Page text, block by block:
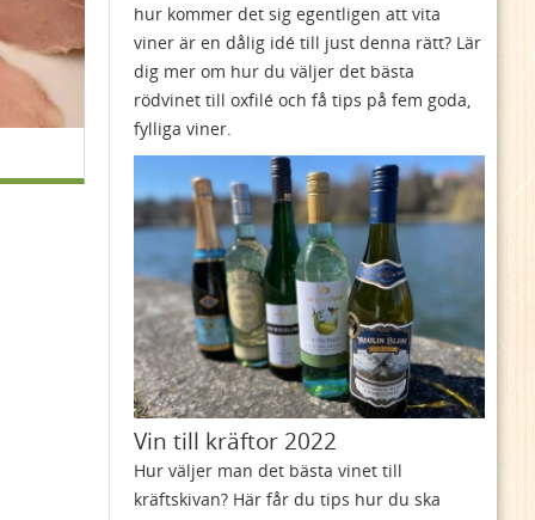
hur kommer det sig egentligen att vita
viner är en dålig idé till just denna rätt? Lär
dig mer om hur du väljer det bästa
rödvinet till oxfilé och få tips på fem goda,
fylliga viner.
Vin till kräftor 2022
Hur väljer man det bästa vinet till
kräftskivan? Här får du tips hur du ska